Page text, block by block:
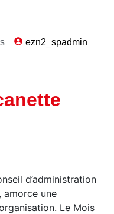
ezn2_spadmin
d’administration
amorce une
Le Mois